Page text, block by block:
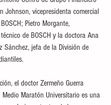
Johnson, vicepresidenta comercial
Pietro Morgante,
de BOSCH y la doctora Ana
Sánchez, jefa de la División de
el doctor Zermeño Guerra
Medio Maratón Universitario es una